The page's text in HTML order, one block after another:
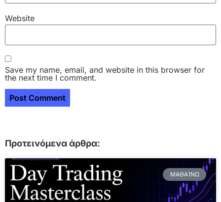
Website
Save my name, email, and website in this browser for
the next time I comment.
Προτεινόμενα άρθρα:
ΜΑΘΑΊΝΩ